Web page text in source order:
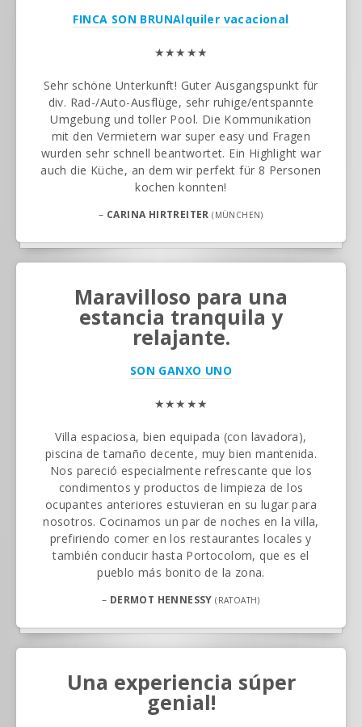
FINCA SON BRUNAlquiler vacacional
★★★★★
Sehr schöne Unterkunft! Guter Ausgangspunkt für
div. Rad-/Auto-Ausflüge, sehr ruhige/entspannte
Umgebung und toller Pool. Die Kommunikation
mit den Vermietern war super easy und Fragen
wurden sehr schnell beantwortet. Ein Highlight war
auch die Küche, an dem wir perfekt für 8 Personen
kochen konnten!
– CARINA HIRTREITER (MÜNCHEN)
Maravilloso para una
estancia tranquila y
relajante.
SON GANXO UNO
★★★★★
Villa espaciosa, bien equipada (con lavadora),
piscina de tamaño decente, muy bien mantenida.
Nos pareció especialmente refrescante que los
condimentos y productos de limpieza de los
ocupantes anteriores estuvieran en su lugar para
nosotros. Cocinamos un par de noches en la villa,
prefiriendo comer en los restaurantes locales y
también conducir hasta Portocolom, que es el
pueblo más bonito de la zona.
– DERMOT HENNESSY (RATOATH)
Una experiencia súper
genial!